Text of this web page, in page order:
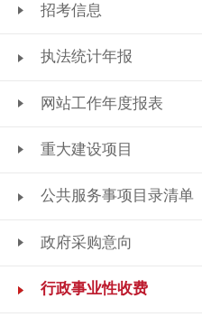
招考信息
执法统计年报
网站工作年度报表
重大建设项目
公共服务事项目录清单
政府采购意向
行政事业性收费